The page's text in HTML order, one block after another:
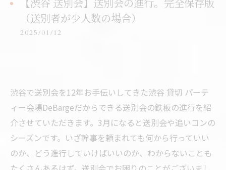
【渋谷 送別会】送別会の進行。完全保存版
（送別者が少人数の場合）
2025/01/12
渋谷で送別会を12年お手伝いしてきた渋谷 貸切 パーテ
ィー会場DeBargeだからできる送別会の鉄板の進行を紹
介させていただきます。3月になると送別会や追いコンの
シーズンです。いざ幹事を頼まれても何から行っていい
のか、どう進行していけばいいのか、わからないことも